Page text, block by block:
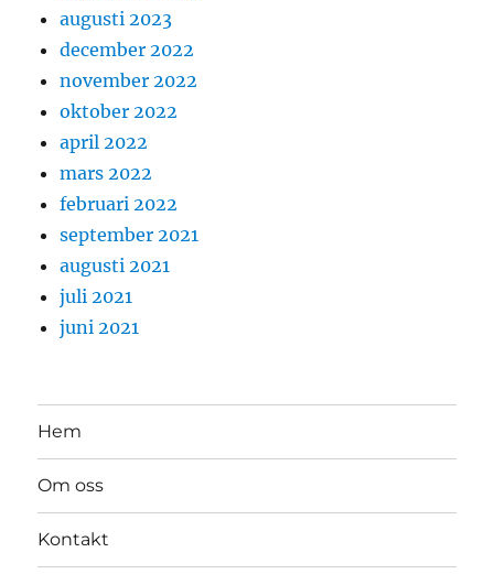
augusti 2023
december 2022
november 2022
oktober 2022
april 2022
mars 2022
februari 2022
september 2021
augusti 2021
juli 2021
juni 2021
Hem
Om oss
Kontakt